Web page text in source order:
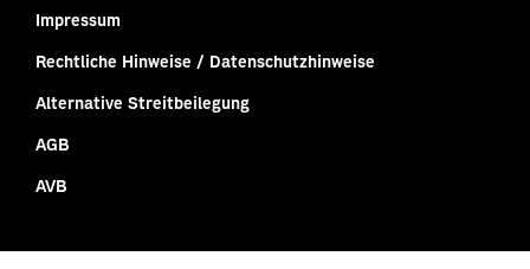
Impressum
Rechtliche Hinweise / Datenschutzhinweise
Alternative Streitbeilegung
AGB
AVB